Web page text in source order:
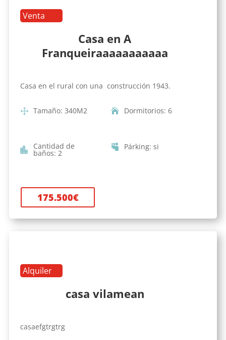
Venta
Casa en A
Franqueiraaaaaaaaaaa
Casa en el rural con una construcción 1943.
Tamaño: 340M2 Dormitorios: 6
Cantidad de
baños: 2
Párking: si
175.500€
Alquiler
casa vilamean
casaefgtrgtrg